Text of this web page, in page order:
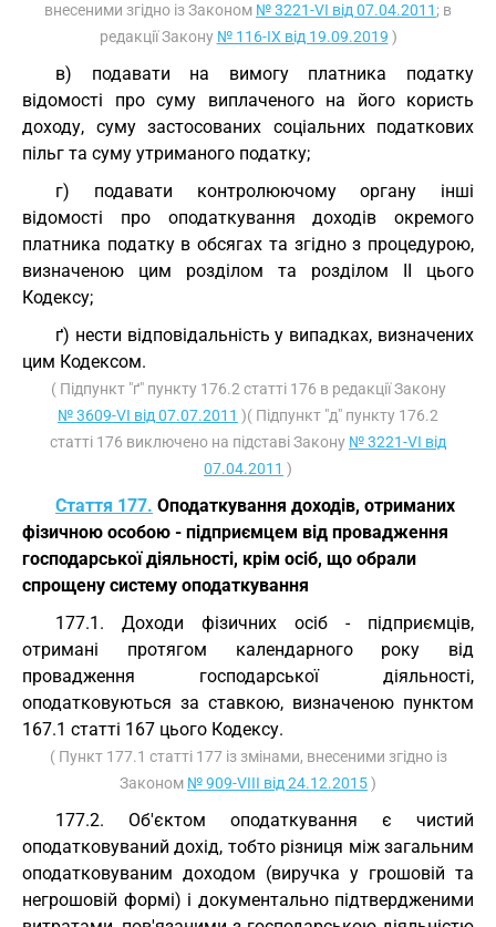
внесеними згідно із Законом № 3221-VI від 07.04.2011 ; в
редакції Закону № 116-IX від 19.09.2019 )
в) подавати на вимогу платника податку
відомості про суму виплаченого на його користь
доходу, суму застосованих соціальних податкових
пільг та суму утриманого податку;
г) подавати контролюючому органу інші
відомості про оподаткування доходів окремого
платника податку в обсягах та згідно з процедурою,
визначеною цим розділом та розділом II цього
Кодексу;
ґ) нести відповідальність у випадках, визначених
цим Кодексом.
( Підпункт "ґ" пункту 176.2 статті 176 в редакції Закону
№ 3609-VI від 07.07.2011 )( Підпункт "д" пункту 176.2
статті 176 виключено на підставі Закону № 3221-VI від
07.04.2011 )
Стаття 177. Оподаткування доходів, отриманих
фізичною особою - підприємцем від провадження
господарської діяльності, крім осіб, що обрали
спрощену систему оподаткування
177.1. Доходи фізичних осіб - підприємців,
отримані протягом календарного року від
провадження господарської діяльності,
оподатковуються за ставкою, визначеною пунктом
167.1 статті 167 цього Кодексу.
( Пункт 177.1 статті 177 із змінами, внесеними згідно із
Законом № 909-VIII від 24.12.2015)
177.2. Об'єктом оподаткування є чистий
оподатковуваний дохід, тобто різниця між загальним
оподатковуваним доходом (виручка у грошовій та
негрошовій формі) і документально підтвердженими